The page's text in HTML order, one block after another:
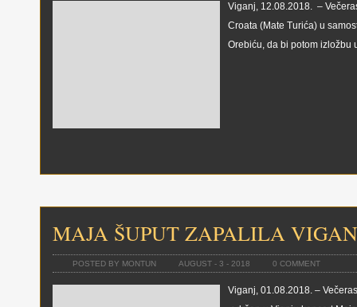
Viganj, 12.08.2018. –
Croata (Mate Turića) u
Orebiću, da bi potom izložbu
MAJA ŠUPUT ZAPALILA
POSTED BY MONTUN AUGUST - 3 - 2018 0 COMMENT
Viganj, 01.08.2018. –